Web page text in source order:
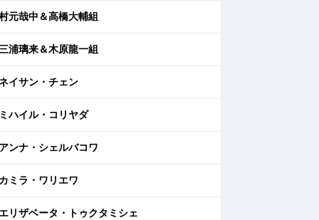
元哉中＆高橋大輔組
浦璃来＆木原龍一組
イサン・チェン
ハイル・コリヤダ
ンナ・シェルバコワ
ミラ・ワリエワ
リザベータ・トゥクタミシェ